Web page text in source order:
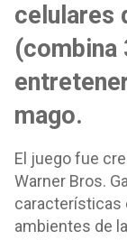
celulares
(combina
mago.
El juego fue
Warner Bros.
características
ambientes de